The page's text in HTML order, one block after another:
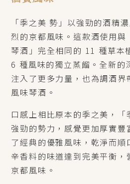
「季之美 勢」以強勁的酒精
烈的京都風味。這款酒使用與
琴酒」完全相同的 11 種草本
6 種風味的獨立蒸餾。全新的
注入了更多力量，也為調酒界
風味琴酒。
口感上相比原本的季之美，
強勁的勢力，感覺更加厚實豐
了經典的優雅風味，乾淨而
辛香料的味道達到完美平衡，
京都風味。